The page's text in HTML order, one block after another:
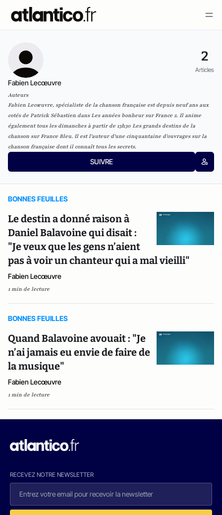
2
Articles
Fabien Lecœuvre
Auteurs
Fabien Lecœuvre, spécialiste de la chanson française est depuis neuf ans aux
cotés de Patrick Sébastien dans Les années bonheur sur France 2. Il anime
également tous les dimanches à partir de 13h30 Les grands destins de la
chanson sur France Bleu. Il est l'auteur d'une cinquantaine d'ouvrages sur la
chanson française dont il connaît tous les secrets.
SUIVRE
BONNES FEUILLES
Le destin a donné raison à
Daniel Balavoine qui disait :
"Je veux que les gens n’aient
pas à voir un chanteur qui a mal vieilli"
Fabien Lecœuvre
1 min de lecture
BONNES FEUILLES
Quand Balavoine avouait : "Je
n’ai jamais eu envie de faire de
la musique"
Fabien Lecœuvre
1 min de lecture
RECEVEZ NOTRE NEWSLETTER